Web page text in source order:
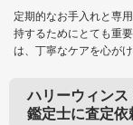
定期的なお手入れと専
持するためにとても重
は、丁寧なケアを心が
ハリーウィン
鑑定士に査定依